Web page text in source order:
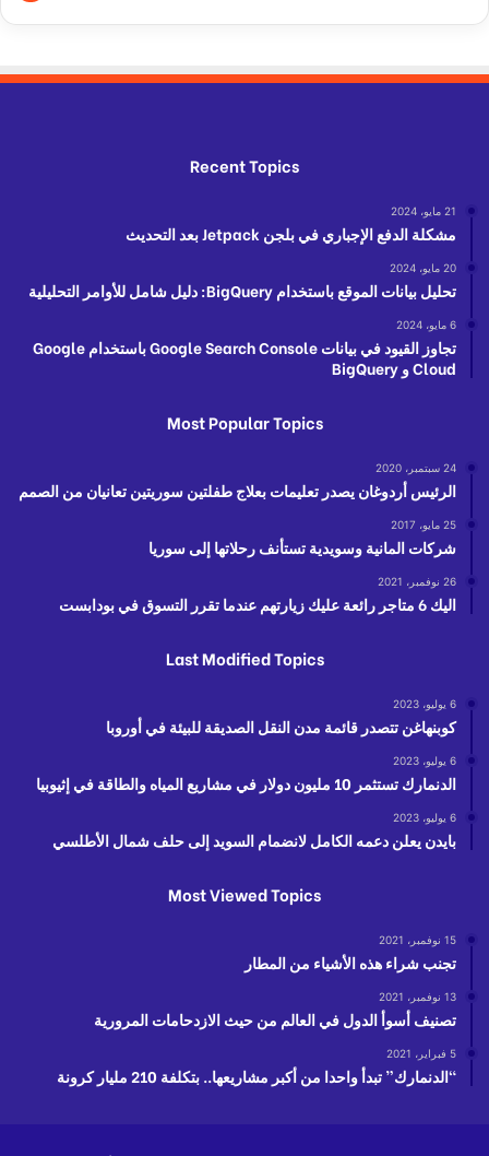
Recent Topics
21 مايو، 2024
مشكلة الدفع الإجباري في بلجن Jetpack بعد التحديث
20 مايو، 2024
تحليل بيانات الموقع باستخدام BigQuery: دليل شامل للأوامر التحليلية
6 مايو، 2024
تجاوز القيود في بيانات Google Search Console باستخدام Google
Cloud و BigQuery
Most Popular Topics
24 سبتمبر، 2020
الرئيس أردوغان يصدر تعليمات بعلاج طفلتين سوريتين تعانيان من الصمم
25 مايو، 2017
شركات المانية وسويدية تستأنف رحلاتها إلى سوريا
26 نوفمبر، 2021
اليك 6 متاجر رائعة عليك زيارتهم عندما تقرر التسوق في بودابست
Last Modified Topics
6 يوليو، 2023
كوبنهاغن تتصدر قائمة مدن النقل الصديقة للبيئة في أوروبا
6 يوليو، 2023
الدنمارك تستثمر 10 مليون دولار في مشاريع المياه والطاقة في إثيوبيا
6 يوليو، 2023
بايدن يعلن دعمه الكامل لانضمام السويد إلى حلف شمال الأطلسي
Most Viewed Topics
15 نوفمبر، 2021
تجنب شراء هذه الأشياء من المطار
13 نوفمبر، 2021
تصنيف أسوأ الدول في العالم من حيث الازدحامات المرورية
5 فبراير، 2021
“الدنمارك” تبدأ واحدا من أكبر مشاريعها.. بتكلفة 210 مليار كرونة